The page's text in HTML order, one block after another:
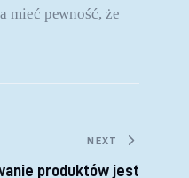
mieć pewność, że
NEXT
produktów jest